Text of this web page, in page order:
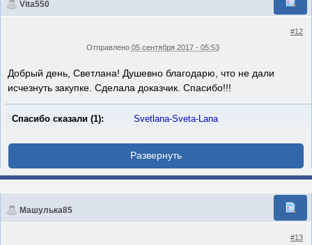
Vita550
#12
Отправлено 05 сентября 2017 - 05:53
Добрый день, Светлана! Душевно благодарю, что не дали
исчезнуть закупке. Сделала доказчик. Спасибо!!!
Спасибо сказали (1): Svetlana-Sveta-Lana
Машулька85
#13